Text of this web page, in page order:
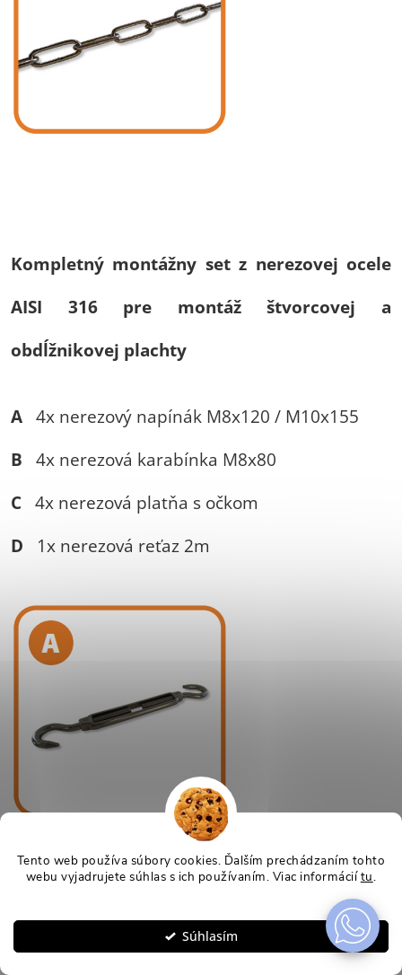
Tento web používa súbory cookies. Ďalším prechádzaním tohto
webu vyjadrujete súhlas s ich používaním. Viac informáciítu.
Súhlasím
Kompletný montážny set z nerezovej ocele
AISI 316 pre montáž štvorcovej a
obdĺžnikovej plachty
A 4x nerezový napínák M8x120 / M10x155
B 4x nerezová karabínka M8x80
C 4x nerezová platňa s očkom
D 1x nerezová reťaz 2m